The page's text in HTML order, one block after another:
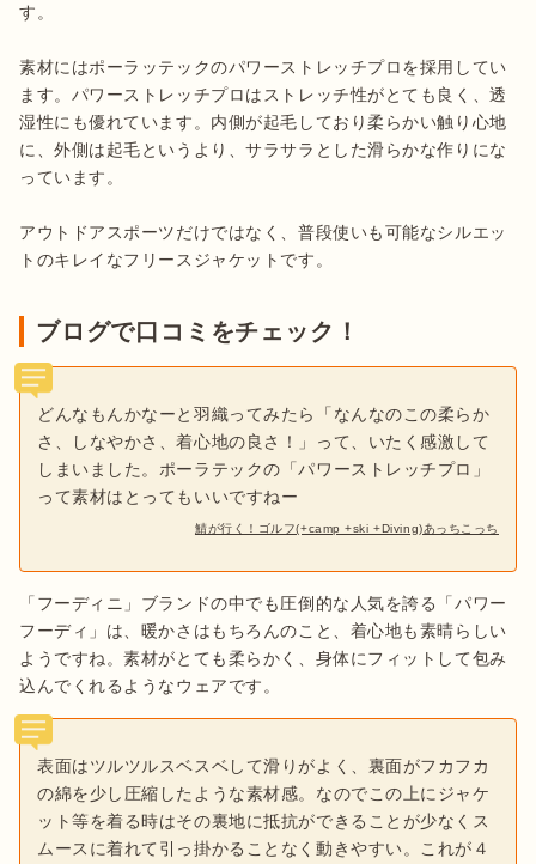
す。
素材にはポーラッテックのパワーストレッチプロを採用してい
ます。パワーストレッチプロはストレッチ性がとても良く、透
湿性にも優れています。内側が起毛しており柔らかい触り心地
に、外側は起毛というより、サラサラとした滑らかな作りにな
っています。
アウトドアスポーツだけではなく、普段使いも可能なシルエッ
トのキレイなフリースジャケットです。
ブログで口コミをチェック！
どんなもんかなーと羽織ってみたら「なんなのこの柔らか
さ、しなやかさ、着心地の良さ！」って、いたく感激して
しまいました。ポーラテックの「パワーストレッチプロ」
って素材はとってもいいですねー
鯖が行く！ゴルフ(+camp +ski +Diving)あっちこっち
「フーディニ」ブランドの中でも圧倒的な人気を誇る「パワー
フーディ」は、暖かさはもちろんのこと、着心地も素晴らしい
ようですね。素材がとても柔らかく、身体にフィットして包み
込んでくれるようなウェアです。
表面はツルツルスベスベして滑りがよく、裏面がフカフカ
の綿を少し圧縮したような素材感。なのでこの上にジャケ
ット等を着る時はその裏地に抵抗ができることが少なくス
ムースに着れて引っ掛かることなく動きやすい。これが４